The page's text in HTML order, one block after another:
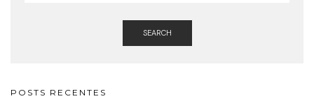
SEARCH
POSTS RECENTES